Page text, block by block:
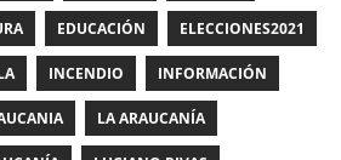
EDUCACIÓN ELECCIONES2021
INCENDIO INFORMACIÓN
LA ARAUCANÍA